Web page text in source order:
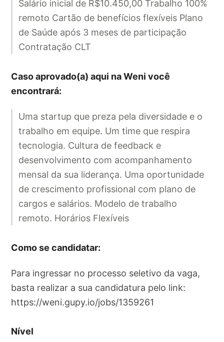
Salário inicial de R$10.450,00 Trabalho 100%
remoto Cartão de benefícios flexíveis Plano
de Saúde após 3 meses de participação
Contratação CLT
Caso aprovado(a) aqui na Weni você
encontrará:
Uma startup que preza pela diversidade e o
trabalho em equipe. Um time que respira
tecnologia. Cultura de feedback e
desenvolvimento com acompanhamento
mensal da sua liderança. Uma oportunidade
de crescimento profissional com plano de
cargos e salários. Modelo de trabalho
remoto. Horários Flexíveis
Como se candidatar:
Para ingressar no processo seletivo da vaga,
basta realizar a sua candidatura pelo link:
https://weni.gupy.io/jobs/1359261
Nível